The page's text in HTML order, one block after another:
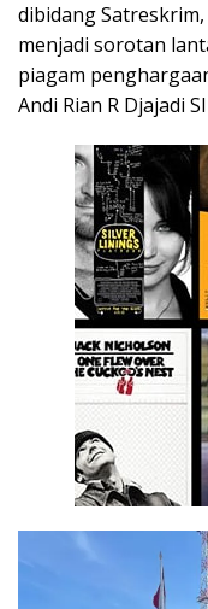
dibidang
menjadi sorotan
piagam
Andi Rian R Djajadi